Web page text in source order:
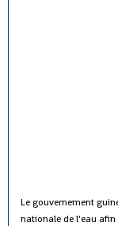
Le gouvernement
nationale de l'eau afin